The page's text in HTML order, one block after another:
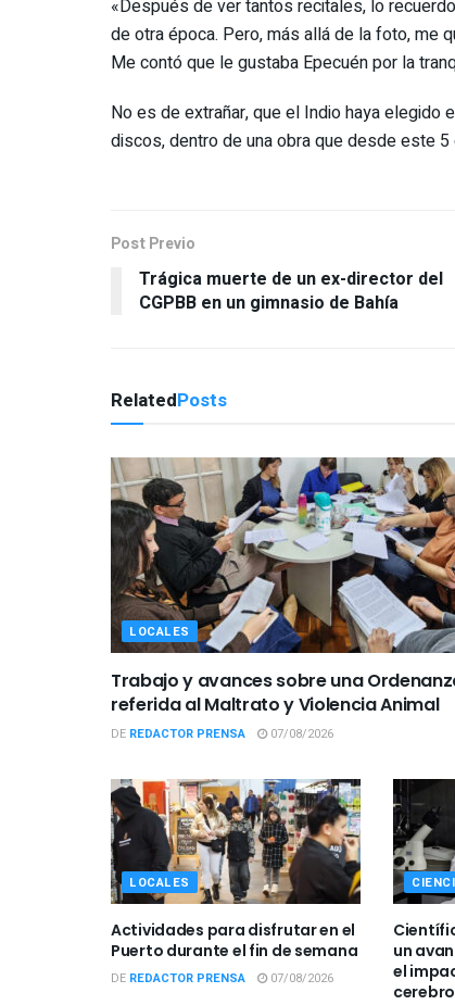
«Después de ver tantos recitales, lo
de otra época. Pero, más allá de la foto, me
Me contó que le gustaba Epecuén por la
No es de extrañar, que el Indio haya
discos, dentro de una obra que desde este 5
Post Previo
Trágica muerte de un ex-director del
CGPBB en un gimnasio de Bahía
RelatedPosts
LOCALES
Trabajo y avances sobre una
referida al Maltrato y Violencia Animal
DE REDACTOR PRENSA 07/08/2026
LOCALES
Actividades para disfrutar en el
Puerto durante el fin de semana
DE REDACTOR PRENSA 07/08/2026
un
el
cerebro